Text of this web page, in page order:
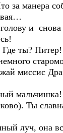
за манера
и
ты? Питер!
миссис
Ты
луч, она